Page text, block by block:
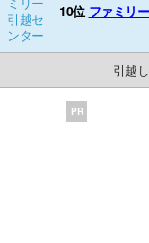
10位 ファミリ
引越
PR